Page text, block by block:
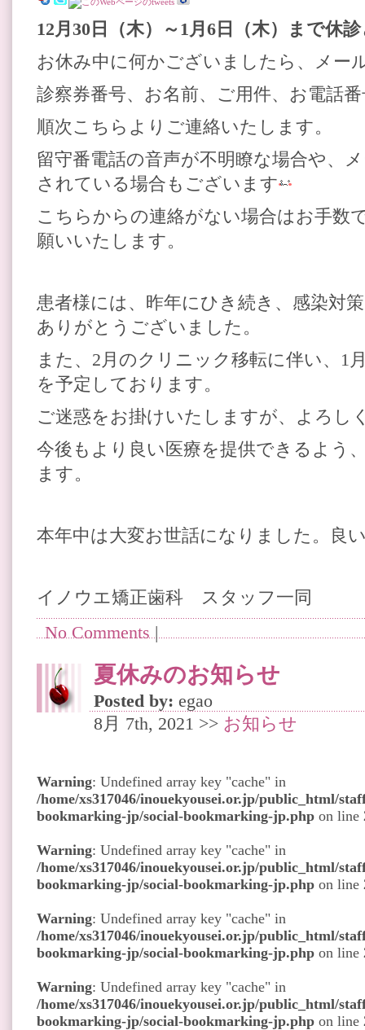
12月30 日（木）～1月6 日（木）
まで休
お休み中に何かございましたら、メー
診察券番号、お名前、ご用件、お電話
順次こちらよりご連絡いたします。
留守番電話の音声が不明瞭な場合や、
されている場合もございます
こちらからの連絡がない場合はお手数
願いいたします。
患者様には、昨年にひき続き、感染対
ありがとうございました。
また、2月のクリニック移転に伴い、1
を予定しております。
ご迷惑をお掛けいたしますが、よろし
今後もより良い医療を提供できるよう
ます。
本年中は大変お世話になりました。良
イノウエ矯正歯科 スタッフ一同
No Comments|
夏休みのお知らせ
Posted by: egao
8月 7th, 2021 >> お知らせ
Warning: Undefined array key "cache" in
/home/xs317046/inouekyousei.or.jp/public_html/
bookmarking-jp/social-bookmarking-jp.php on line
Warning: Undefined array key "cache" in
/home/xs317046/inouekyousei.or.jp/public_html/
bookmarking-jp/social-bookmarking-jp.php on line
Warning: Undefined array key "cache" in
/home/xs317046/inouekyousei.or.jp/public_html/
bookmarking-jp/social-bookmarking-jp.php on line
Warning: Undefined array key "cache" in
/home/xs317046/inouekyousei.or.jp/public_html/
bookmarking-jp/social-bookmarking-jp.php on line